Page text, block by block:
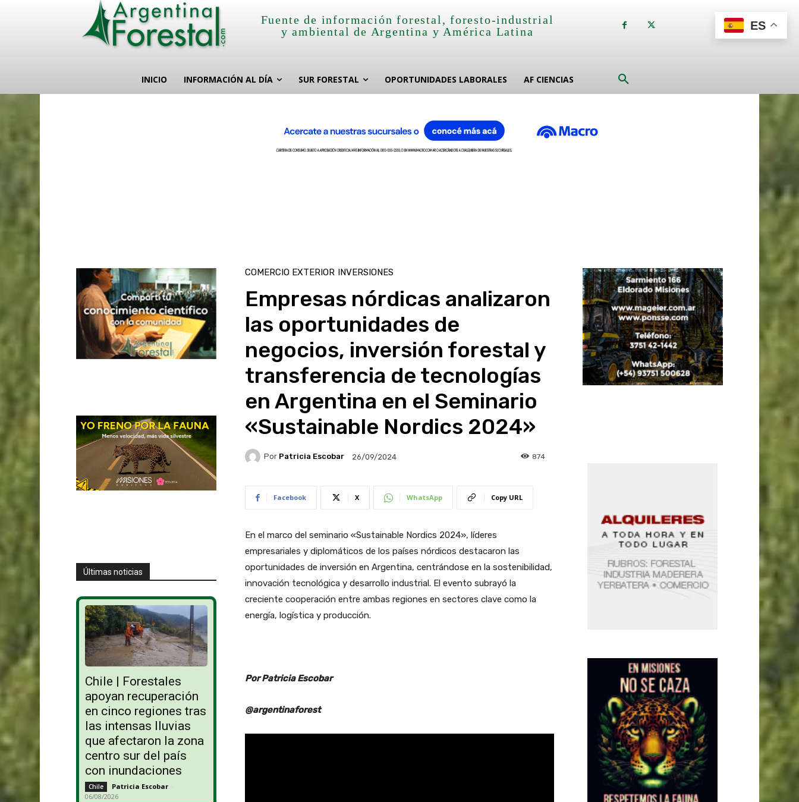
Fuente de información forestal, foresto-industrial
y ambiental de Argentina y América Latina
INICIO INFORMACIÓN AL DÍA SUR FORESTAL OPORTUNIDADES LABORALES AF CIENCIAS
Últimas noticias
Chile | Forestales
apoyan recuperación
en cinco regiones tras
las intensas lluvias
que afectaron la zona
centro sur del país
con inundaciones
Chile Patricia Escobar -
06/08/2026
COMERCIO EXTERIOR INVERSIONES
Empresas nórdicas analizaron
las oportunidades de
negocios, inversión forestal y
transferencia de tecnologías
en Argentina en el Seminario
«Sustainable Nordics 2024»
Por Patricia Escobar 26/09/2024 874
Facebook X WhatsApp Copy URL
En el marco del seminario «Sustainable Nordics 2024», líderes
empresariales y diplomáticos de los países nórdicos destacaron las
oportunidades de inversión en Argentina, centrándose en la sostenibilidad,
innovación tecnológica y desarrollo industrial. El evento subrayó la
creciente cooperación entre ambas regiones en sectores clave como la
energía, logística y producción.
Por Patricia Escobar
@argentinaforest
ES